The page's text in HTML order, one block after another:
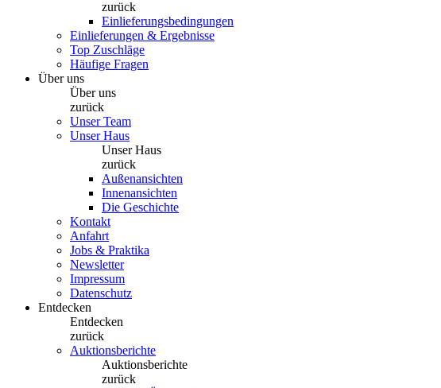
zurück
Einlieferungsbedingungen
Einlieferungen & Ergebnisse
Top Zuschläge
Häufige Fragen
Über uns
Über uns
zurück
Unser Team
Unser Haus
Unser Haus
zurück
Außenansichten
Innenansichten
Die Geschichte
Kontakt
Anfahrt
Jobs & Praktika
Newsletter
Impressum
Datenschutz
Entdecken
Entdecken
zurück
Auktionsberichte
Auktionsberichte
zurück